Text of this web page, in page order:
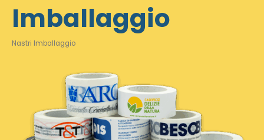
Imballaggio
Nastri Imballaggio